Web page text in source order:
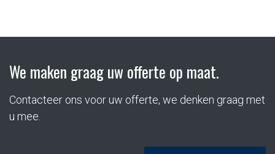
We maken graag uw offerte op maat.
Contacteer ons voor uw offerte, we denken graag met
u mee.